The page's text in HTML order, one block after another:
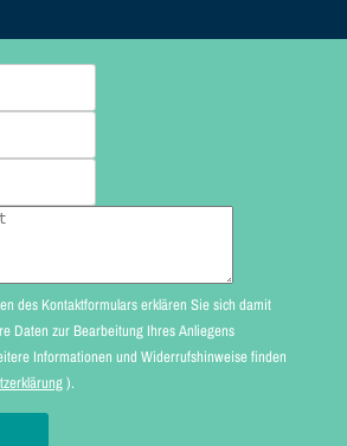
des Kontaktformulars erklären Sie sich damit
finden
).